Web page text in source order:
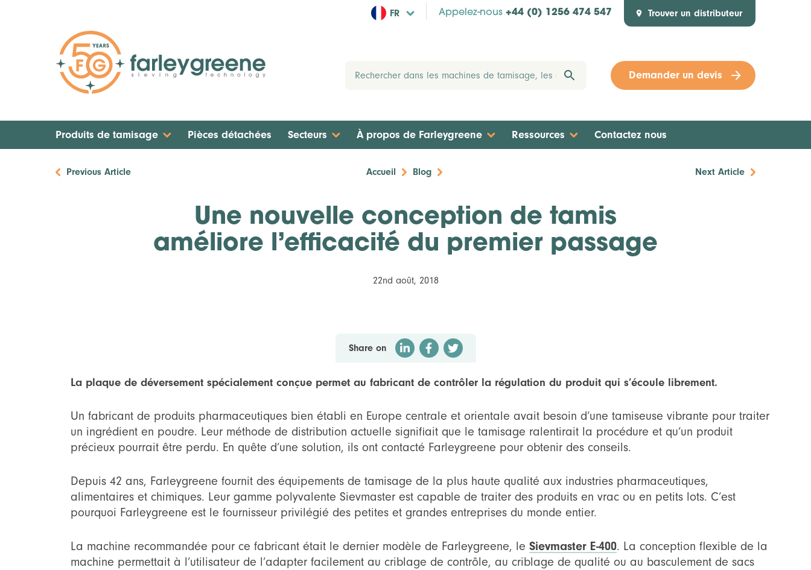
FR Appelez-nous +44 (0) 1256 474 547 Trouver un distributeur
Demander un devis
Produits de tamisage Pièces détachées Secteurs À propos de Farleygreene Ressources Contactez nous
Previous Article Accueil Blog Next Article
Une nouvelle conception de tamis
améliore l’efficacité du premier passage
22nd août, 2018
Share on
La plaque de déversement spécialement conçue permet au fabricant de contrôler la régulation du produit qui s’écoule librement.
Un fabricant de produits pharmaceutiques bien établi en Europe centrale et orientale avait besoin d’une tamiseuse vibrante pour traiter
un ingrédient en poudre. Leur méthode de distribution actuelle signifiait que le tamisage ralentirait la procédure et qu’un produit
précieux pourrait être perdu. En quête d’une solution, ils ont contacté Farleygreene pour obtenir des conseils.
Depuis 42 ans, Farleygreene fournit des équipements de tamisage de la plus haute qualité aux industries pharmaceutiques,
alimentaires et chimiques. Leur gamme polyvalente Sievmaster est capable de traiter des produits en vrac ou en petits lots. C’est
pourquoi Farleygreene est le fournisseur privilégié des petites et grandes entreprises du monde entier.
La machine recommandée pour ce fabricant était le dernier modèle de Farleygreene, leSievmaster E-400. La conception flexible de la
machine permettait à l’utilisateur de l’adapter facilement au criblage de contrôle, au criblage de qualité ou au basculement de sacs